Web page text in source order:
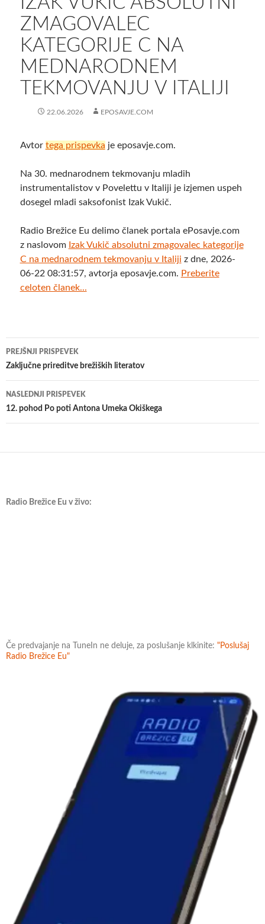
ZMAGOVALEC
KATEGORIJE C NA
MEDNARODNEM
TEKMOVANJU V ITALIJI
22.06.2026 EPOSAVJE.COM
Avtor tega prispevka je eposavje.com.
Na 30. mednarodnem tekmovanju mladih
instrumentalistov v Povelettu v Italiji je izjemen uspeh
dosegel mladi saksofonist Izak Vukič.
Radio Brežice Eu delimo članek portala ePosavje.com
z naslovom Izak Vukič absolutni zmagovalec kategorije
C na mednarodnem tekmovanju v Italiji z dne, 2026-
06-22 08:31:57, avtorja eposavje.com. Preberite
celoten članek...
Krmarjenje
po
prispevkih
PREJŠNJI PRISPEVEK
Zaključne prireditve brežiških literatov
NASLEDNJI PRISPEVEK
12. pohod Po poti Antona Umeka Okiškega
Radio Brežice Eu v živo:
Če predvajanje na TuneIn ne deluje, za poslušanje klkinite: "Poslušaj
Radio Brežice Eu"